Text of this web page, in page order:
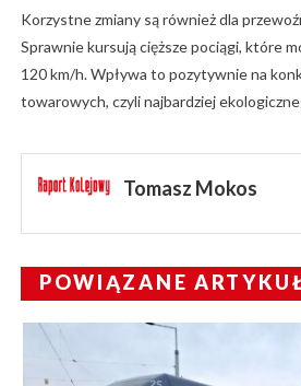
Korzystne zmiany są również dla
Sprawnie kursują cięższe pociągi, które
120 km/h. Wpływa to pozytywnie na
towarowych, czyli najbardziej
Tomasz Mokos
POWIĄZANE